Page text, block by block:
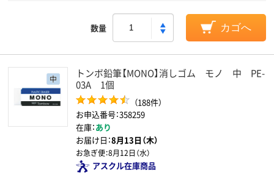
数量 カゴへ
トンボ鉛筆【MONO】消しゴム モノ 中 PE-
03A 1個
（188件）
お申込番号：358259
在庫：あり
お届け日：8月13日（木）
お急ぎ便：8月12日（水）
アスクル在庫商品